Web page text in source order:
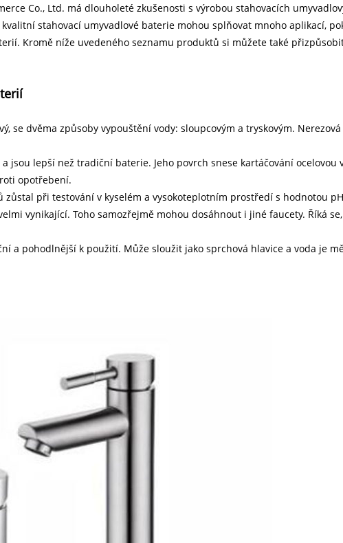
Co., Ltd. má dlouholeté zkušenosti s výrobou stahovacích
stahovací umyvadlové baterie mohou splňovat mnoho aplikací,
Kromě níže uvedeného seznamu produktů si můžete také
se dvěma způsoby vypouštění vody: sloupcovým a tryskovým.
jsou lepší než tradiční baterie. Jeho povrch snese kartáčování
opotřebení.
při testování v kyselém a vysokoteplotním prostředí s hodnotou
vynikající. Toho samozřejmě mohou dosáhnout i jiné faucety. Říká
a pohodlnější k použití. Může sloužit jako sprchová hlavice a voda je